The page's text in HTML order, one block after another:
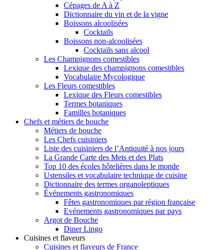
Cépages de A à Z
Dictionnaire du vin et de la vigne
Boissons alcoolisées
Cocktails
Boissons non-alcoolisées
Cocktails sans alcool
Les Champignons comestibles
Lexique des champignons comestibles
Vocabulaire Mycologique
Les Fleurs comestibles
Lexique des Fleurs comestibles
Termes botaniques
Familles botaniques
Chefs et métiers de bouche
Métiers de bouche
Les Chefs cuisiniers
Liste des cuisiniers de l’Antiquité à nos jours
La Grande Carte des Mets et des Plats
Top 10 des écoles hôtelières dans le monde
Ustensiles et vocabulaire technique de cuisine
Dictionnaire des termes organoleptiques
Événements gastronomiques
Fêtes gastronomiques par région française
Evénements gastronomiques par pays
Argot de Bouche
Diner Lingo
Cuisines et flaveurs
Cuisines et flaveurs de France